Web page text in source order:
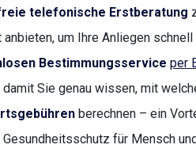
telefonische Erstberatung
um Ihre Anliegen
Bestimmungsservice per
Sie genau wissen, mit
berechnen – ein
Gesundheitsschutz für Mensch